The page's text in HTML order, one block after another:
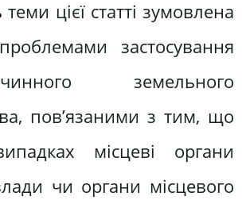
теми цієї статті зумовлена
застосування
земельного
пов’язаними з тим, що
місцеві органи
чи органи місцевого